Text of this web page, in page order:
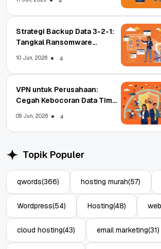
Strategi Backup Data 3-2-1:
Tangkal Ransomware
10 Jun, 2026 4
VPN untuk Perusahaan:
Cegah Kebocoran Data Tim
09 Jun, 2026 4
Topik Populer
qwords(366) hosting murah(57)
Wordpress(54) Hosting(48)
cloud hosting(43) email marketing(31)